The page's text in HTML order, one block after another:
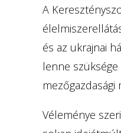
A
és az ukrajnai
lenne
mezőgazdasági
Véleménye